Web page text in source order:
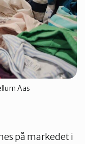
Aas
på markedet i